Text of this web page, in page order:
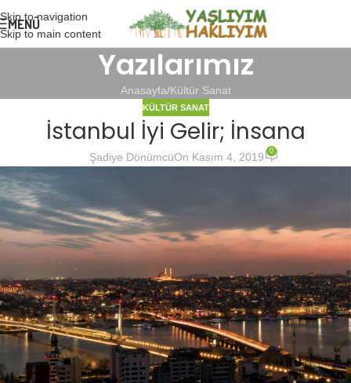
Skip to navigation
Skip to main content
MENÜ
Yazılarımız
Anasayfa Kültür Sanat
KÜLTÜR SANAT
İstanbul İyi Gelir; İnsana
Şadiye DönümcüOn Kasım 4, 2019 0